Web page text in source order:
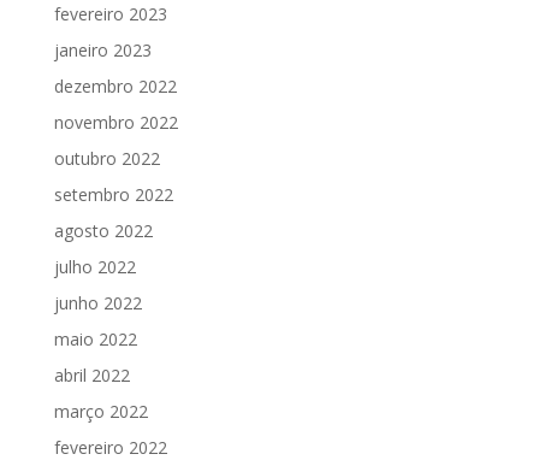
fevereiro 2023
janeiro 2023
dezembro 2022
novembro 2022
outubro 2022
setembro 2022
agosto 2022
julho 2022
junho 2022
maio 2022
abril 2022
março 2022
fevereiro 2022